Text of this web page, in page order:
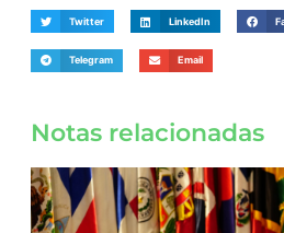
Twitter LinkedIn
Telegram Email
Notas relacionadas